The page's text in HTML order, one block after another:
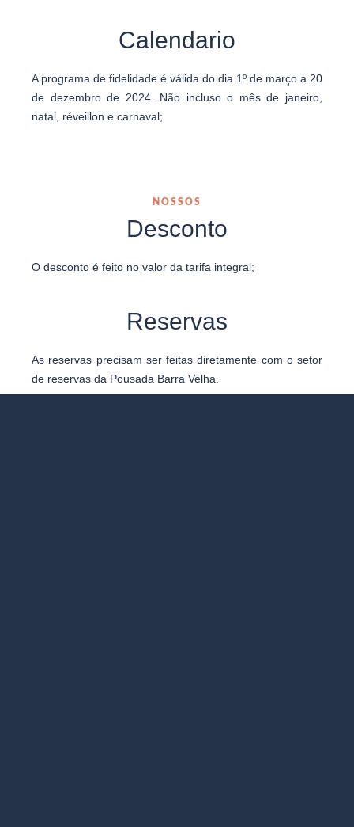
Calendario
A programa de fidelidade é válida do dia 1º de março a 20
de dezembro de 2024. Não incluso o mês de janeiro,
natal, réveillon e carnaval;
NOSSOS
Desconto
O desconto é feito no valor da tarifa integral;
Reservas
As reservas precisam ser feitas diretamente com o setor
de reservas da Pousada Barra Velha.